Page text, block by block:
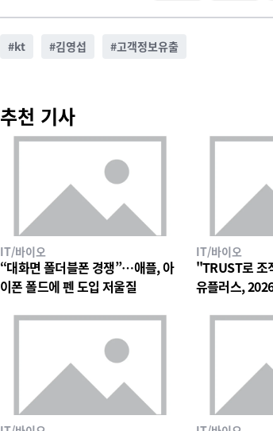
#kt #김영섭 #고객정보유출
추천 기사
IT/바이오
“대화면 폴더블폰 경쟁”…애플, 아
이폰 폴드에 펜 도입 저울질
IT/바이오
"TRUST로
유플러스,